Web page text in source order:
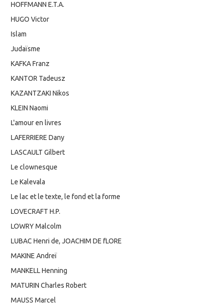
HOFFMANN E.T.A.
HUGO Victor
Islam
Judaïsme
KAFKA Franz
KANTOR Tadeusz
KAZANTZAKI Nikos
KLEIN Naomi
L'amour en livres
LAFERRIERE Dany
LASCAULT Gilbert
Le clownesque
Le Kalevala
Le lac et le texte, le fond et la forme
LOVECRAFT H.P.
LOWRY Malcolm
LUBAC Henri de, JOACHIM DE fLORE
MAKINE Andreï
MANKELL Henning
MATURIN Charles Robert
MAUSS Marcel